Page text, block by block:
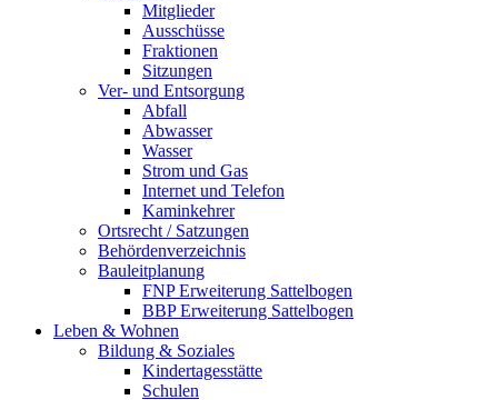
Mitglieder
Ausschüsse
Fraktionen
Sitzungen
Ver- und Entsorgung
Abfall
Abwasser
Wasser
Strom und Gas
Internet und Telefon
Kaminkehrer
Ortsrecht / Satzungen
Behördenverzeichnis
Bauleitplanung
FNP Erweiterung Sattelbogen
BBP Erweiterung Sattelbogen
Leben & Wohnen
Bildung & Soziales
Kindertagesstätte
Schulen